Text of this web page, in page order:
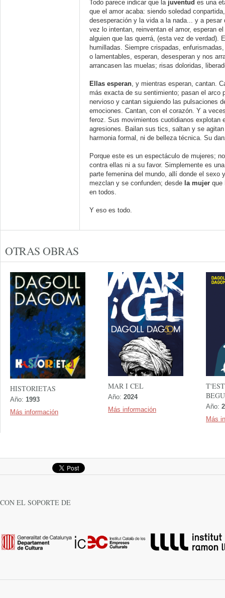
Todo parece indicar que la juventud es una
que el amor acaba: siendo soledad
desesperación y la vida a la nada... y a
vez lo intentan, reinventan el amor, esperan
alguien que las querrá, (esta vez de verdad).
humilladas. Siempre crispadas,
o lamentables, esperan, desesperan y nos
arrancasen las muelas; risas doloridas,
Ellas esperan, y mientras esperan, cantan.
más exacta de su sentimiento; pasan el arco
nervioso y cantan siguiendo las pulsaciones
emociones. Cantan, con el corazón. Y a
feroz. Sus movimientos cuotidianos explotan
agresiones. Bailan sus tics, saltan y se
harmonia formal, ni de belleza técnica. Su
Porque este es un espectáculo de mujeres;
contra ellas ni a su favor. Simplemente es
parte femenina del mundo, allí donde el sexo
mezclan y se confunden; desde la mujer que
en todos.
Y eso es todo.
OTRAS OBRAS
HISTORIETAS
Año: 1993
Más información
MAR I CEL
Año: 2024
Más información
Año:
Más
CON EL SOPORTE DE